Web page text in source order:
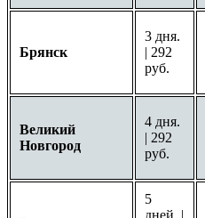
Брянск
3 дня.
| 292
руб.
Великий
Новгород
4 дня.
| 292
руб.
5